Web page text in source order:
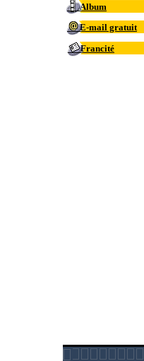
Album
E-mail gratuit
Francité